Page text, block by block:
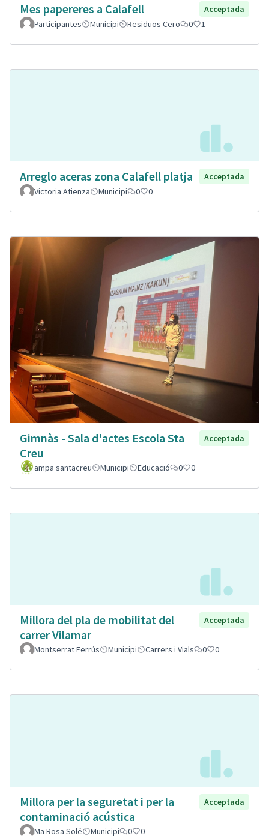
Mes papereres a Calafell
Acceptada
Participantes
Municipi Residuos Cero 0 1
Arreglo aceras zona Calafell platja
Acceptada
Victoria Atienza
Municipi 0 0
Gimnàs - Sala d'actes Escola Sta
Creu
Acceptada
ampa santacreu Municipi Educació 0 0
Millora del pla de mobilitat del
carrer Vilamar
Acceptada
Montserrat Ferrús Municipi Carrers i Vials 0 0
Millora per la seguretat i per la
contaminació acústica
Acceptada
Ma Rosa Solé Municipi 0 0